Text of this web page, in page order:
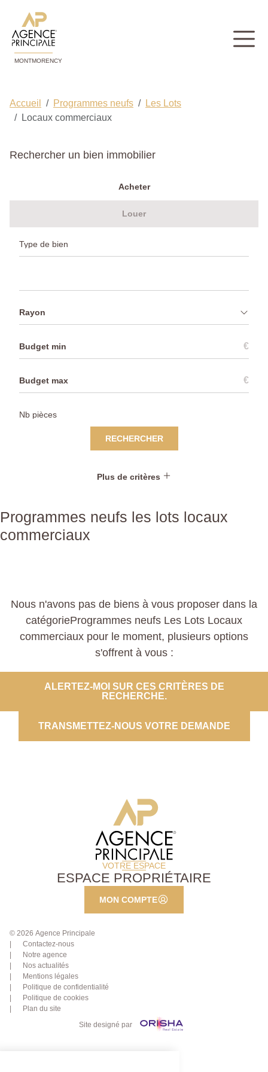
MONTMORENCY
Accueil Programmes neufs
Les Lots
Locaux commerciaux
Rechercher un bien immobilier
Acheter
Louer
Rayon
€
€
RECHERCHER
Plus de critères
Programmes neufs les lots locaux
commerciaux
Nous n'avons pas de biens à vous proposer dans la
catégorieProgrammes neufs Les Lots Locaux
commerciaux pour le moment, plusieurs options
s'offrent à vous :
ALERTEZ-MOI SUR CES CRITÈRES DE
RECHERCHE.
TRANSMETTEZ-NOUS VOTRE DEMANDE
VOTRE ESPACE
ESPACE PROPRIÉTAIRE
MON COMPTE
© 2026 Agence Principale
Contactez-nous
Notre agence
Nos actualités
Mentions légales
Politique de confidentialité
Politique de cookies
Plan du site
Site designé par